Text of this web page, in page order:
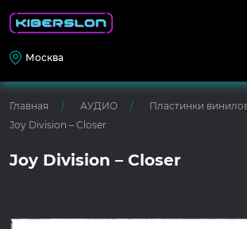
Москва
Главная АУДИО
Пластинки
Joy Division – Closer
Joy Division – Closer